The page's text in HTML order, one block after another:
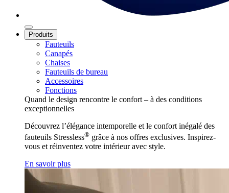
Produits
Fauteuils
Canapés
Chaises
Fauteuils de bureau
Accessoires
Fonctions
Quand le design rencontre le confort – à des conditions
exceptionnelles
Découvrez l’élégance intemporelle et le confort inégalé des
fauteuils Stressless® grâce à nos offres exclusives. Inspirez-
vous et réinventez votre intérieur avec style.
En savoir plus